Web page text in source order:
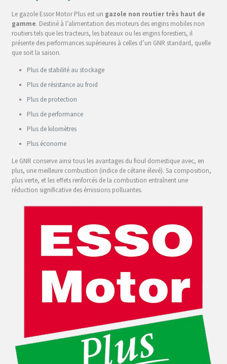
Le gazole Essor Motor Plus est un gazole non routier très haut de
gamme. Destiné à l’alimentation des moteurs des engins mobiles non
routiers tels que les tracteurs, les bateaux ou les engins forestiers, il
présente des performances supérieures à celles d’un GNR standard, quelle
que soit la saison.
Plus de stabilité au stockage
Plus de résistance au froid
Plus de protection
Plus de performance
Plus de kilomètres
Plus économe
Le GNR conserve ainsi tous les avantages du fioul domestique avec, en
plus, une meilleure combustion (indice de cétane élevé). Sa composition,
plus verte, et les effets renforcés de la combustion entraînent une
réduction significative des émissions polluantes.